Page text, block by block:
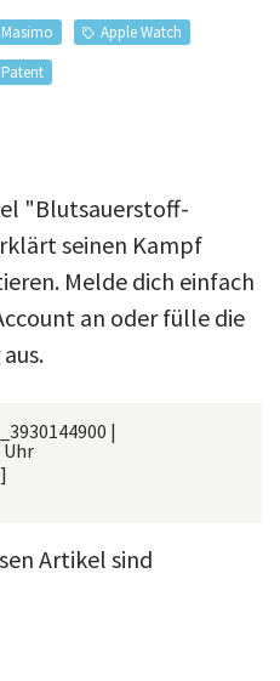
Masimo
Apple Watch
Patent
"Blutsauerstoff-
seinen Kampf
Melde dich einfach
an oder fülle die
|
Uhr
Artikel sind